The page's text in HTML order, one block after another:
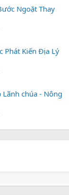
Ngoặt Thay
Phát Kiến Địa Lý
chúa - Nông